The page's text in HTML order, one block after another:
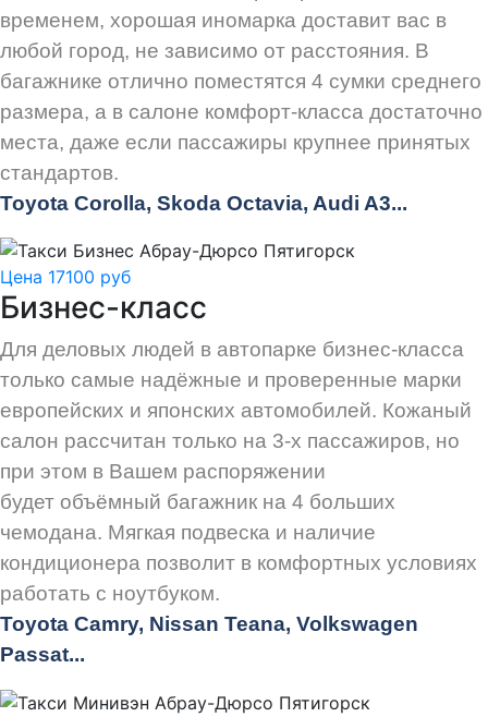
временем, хорошая иномарка доставит вас в
любой город, не зависимо от расстояния. В
багажнике отлично поместятся 4 сумки среднего
размера, а в салоне комфорт-класса достаточно
места, даже если пассажиры крупнее принятых
стандартов.
Toyota Corolla, Skoda Octavia, Audi A3...
Цена 17100 руб
Бизнес-класс
Для деловых людей в автопарке бизнес-класса
только самые надёжные и проверенные марки
европейских и японских автомобилей. Кожаный
салон рассчитан только на 3-х пассажиров, но
при этом в Вашем распоряжении
будет объёмный багажник на 4 больших
чемодана. Мягкая подвеска и наличие
кондиционера позволит в комфортных условиях
работать с ноутбуком.
Toyota Camry, Nissan Teana, Volkswagen
Passat...